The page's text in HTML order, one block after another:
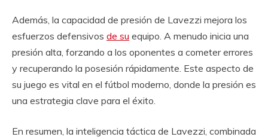
Además, la capacidad de presión de Lavezzi mejora los
esfuerzos defensivos de su equipo. A menudo inicia una
presión alta, forzando a los oponentes a cometer errores
y recuperando la posesión rápidamente. Este aspecto de
su juego es vital en el fútbol moderno, donde la presión es
una estrategia clave para el éxito.
En resumen, la inteligencia táctica de Lavezzi, combinada